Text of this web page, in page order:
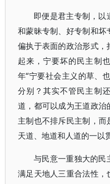
即便是君主专制，以
和蒙昧专制、好专制和坏
偏执于表面的政治形式
起来，宁要坏的民主制
年“宁要社会主义的草、
分别？其实不管民主制
道，都可以成为王道政
主制也不排斥民主制，
天道、地道和人道的一以
与民意一重独大的民
满足天地人三重合法性